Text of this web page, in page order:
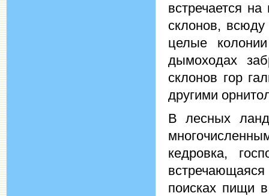
встречается
склонов,
целые
дымоходах
склонов гор
другими
В лесных
кедровка,
поисках пищи